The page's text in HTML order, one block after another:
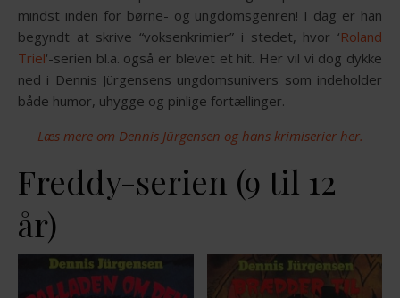
mindst inden for børne- og ungdomsgenren! I dag er han
begyndt at skrive “voksenkrimier” i stedet, hvor ‘Roland
Triel‘-serien bl.a. også er blevet et hit. Her vil vi dog dykke
ned i Dennis Jürgensens ungdomsunivers som indeholder
både humor, uhygge og pinlige fortællinger.
Læs mere om Dennis Jürgensen og hans krimiserier her.
Freddy-serien (9 til 12
år)